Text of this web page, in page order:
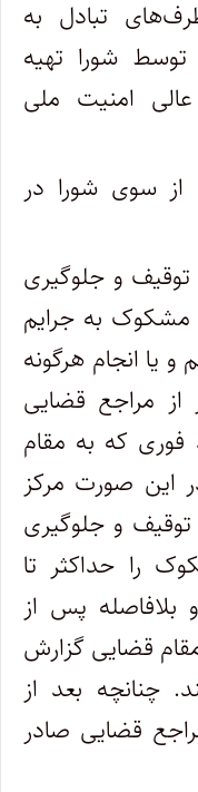
تبادل به
شورا تهیه
امنیت ملی
از سوی شورا در
و جلوگیری
مشکوک به جرایم
یا انجام هرگونه
مراجع قضایی
که به مقام
صورت مرکز
توقیف و جلوگیری
را حداکثر تا
پس از
قضایی گزارش
چنانچه بعد از
قضایی صادر